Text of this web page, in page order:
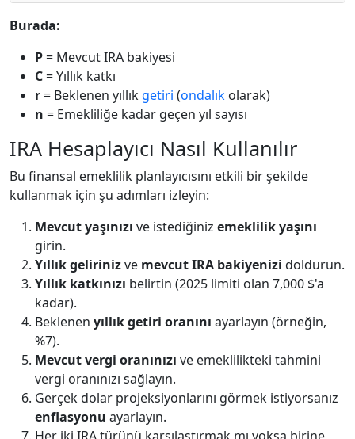
Burada:
P= Mevcut IRA bakiyesi
C= Yıllık katkı
r= Beklenen yıllık getiri (ondalık olarak)
n = Emekliliğe kadar geçen yıl sayısı
IRA Hesaplayıcı Nasıl Kullanılır
Bu finansal emeklilik planlayıcısını etkili bir şekilde
kullanmak için şu adımları izleyin:
Mevcut yaşınızı ve istediğiniz emeklilik yaşını
girin.
Yıllık gelirinizve mevcut IRA bakiyenizi doldurun.
Yıllık katkınızı belirtin (2025 limiti olan 7,000 $'a
kadar).
Beklenen yıllık getiri oranını ayarlayın (örneğin,
%7).
Mevcut vergi oranınızı ve emeklilikteki tahmini
vergi oranınızı sağlayın.
Gerçek dolar projeksiyonlarını görmek istiyorsanız
enflasyonu ayarlayın.